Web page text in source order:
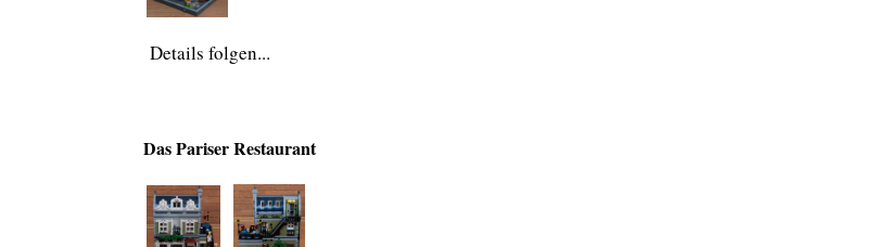
Details folgen...
Das Pariser Restaurant